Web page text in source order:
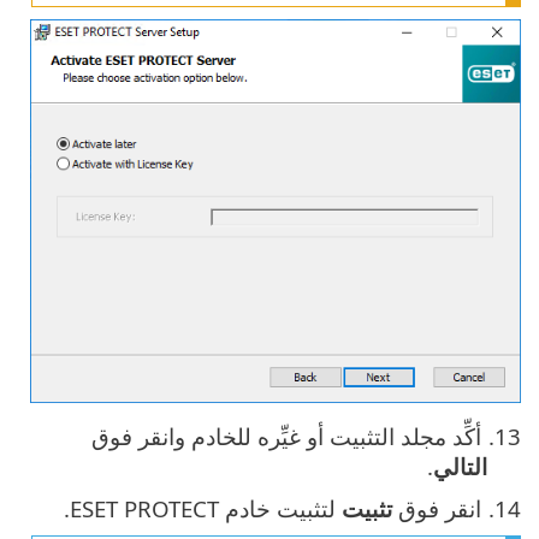
أكِّد مجلد التثبيت أو غيِّره للخادم وانقر فوق
التالي.
انقر فوق تثبيت لتثبيت خادم ESET PROTECT.